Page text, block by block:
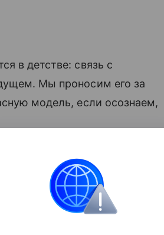
в детстве: связь с
Мы проносим его за
модель, если осознаем,
тревожный,